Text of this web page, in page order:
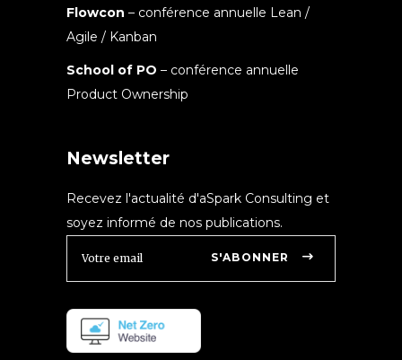
Flowcon – conférence annuelle Lean /
Agile / Kanban
School of PO – conférence annuelle
Product Ownership
Newsletter
Recevez l'actualité d'aSpark Consulting et
soyez informé de nos publications.
S'ABONNER